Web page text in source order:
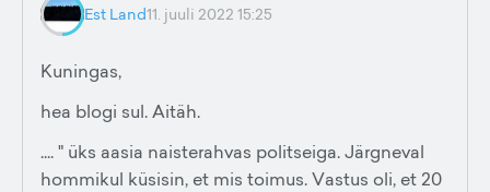
Est Land11. juuli 2022 15:25
Kuningas,
hea blogi sul. Aitäh.
.... " üks aasia naisterahvas politseiga. Järgneval
hommikul küsisin, et mis toimus. Vastus oli, et 20